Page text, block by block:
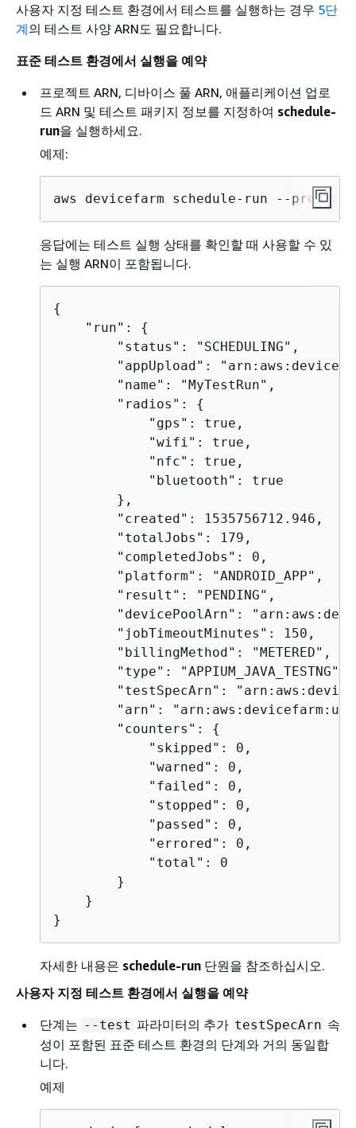
사용자 지정 테스트 환경에서 테스트를 실행하는 경우 5단
계의 테스트 사양 ARN도 필요합니다.
표준 테스트 환경에서 실행을 예약
프로젝트 ARN, 디바이스 풀 ARN, 애플리케이션 업로
드 ARN 및 테스트 패키지 정보를 지정하여 schedule-
run을 실행하세요.
예제:
aws devicefarm schedule-run --
응답에는 테스트 실행 상태를 확인할 때 사용할 수 있
는 실행 ARN이 포함됩니다.
{
    "run":
{
        "status": "SCHEDULING",
"appUpload":
        "name": "MyTestRun",
        "radios":
{
            "gps": true,
            "wifi": true,
            "nfc": true,
            "bluetooth": true
        },
        "created": 1535756712.946,
        "totalJobs": 179,
        "completedJobs": 0,
        "platform": "ANDROID_APP",
        "result": "PENDING",
"devicePoolArn":
        "jobTimeoutMinutes": 150,
        "billingMethod": "METERED",
        "type": "APPIUM_JAVA_TESTNG",
"testSpecArn":
"arn":
        "counters":
{
            "skipped": 0,
            "warned": 0,
            "failed": 0,
            "stopped": 0,
            "passed": 0,
            "errored": 0,
            "total": 0
        }
    }
}
자세한 내용은 schedule-run 단원을 참조하십시오.
사용자 지정 테스트 환경에서 실행을 예약
단계는 --test 파라미터의 추가 testSpecArn 속
성이 포함된 표준 테스트 환경의 단계와 거의 동일합
니다.
예제